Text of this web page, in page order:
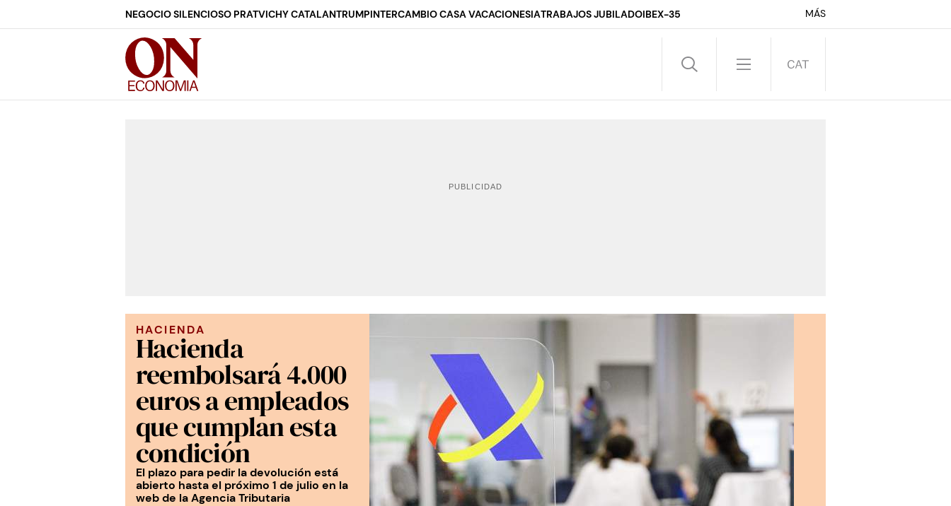
NEGOCIO SILENCIOSO PRATVICHY CATALANTRUMPINTERCAMBIO CASA VACACIONESIATRABAJOS JUBILADOIBEX-35 MÁS
HACIENDA
Hacienda
reembolsará 4.000
euros a empleados
que cumplan esta
condición
El plazo para pedir la devolución está
abierto hasta el próximo 1 de julio en la
web de la Agencia Tributaria